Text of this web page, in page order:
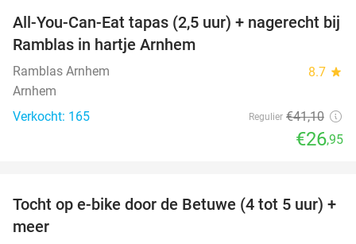
34%
All-You-Can-Eat tapas (2,5 uur) + nagerecht bij
Ramblas in hartje Arnhem
Ramblas Arnhem 8.7 star
Arnhem
Verkocht: 165
Regulier €41,10
€26,95
35%
Tocht op e-bike door de Betuwe (4 tot 5 uur) +
meer